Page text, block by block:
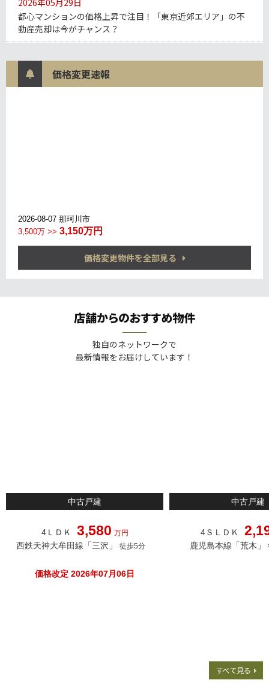
2026年05月29日
都心マンションの価格上昇で注目！「東京近郊エリア」の不
動産売却は今がチャンス？
ナフサ・ショックで家が建たない⁈改めて注目される「中古
住宅」の価値
下がる？
2025年12月29日
中古住宅の住宅ローン減税が大幅拡充！2026年は売却のチャ
価格変更速報
価格変更物件を全部見る
独自のネットワークで
最新情報をお届けしています！
すべて見る